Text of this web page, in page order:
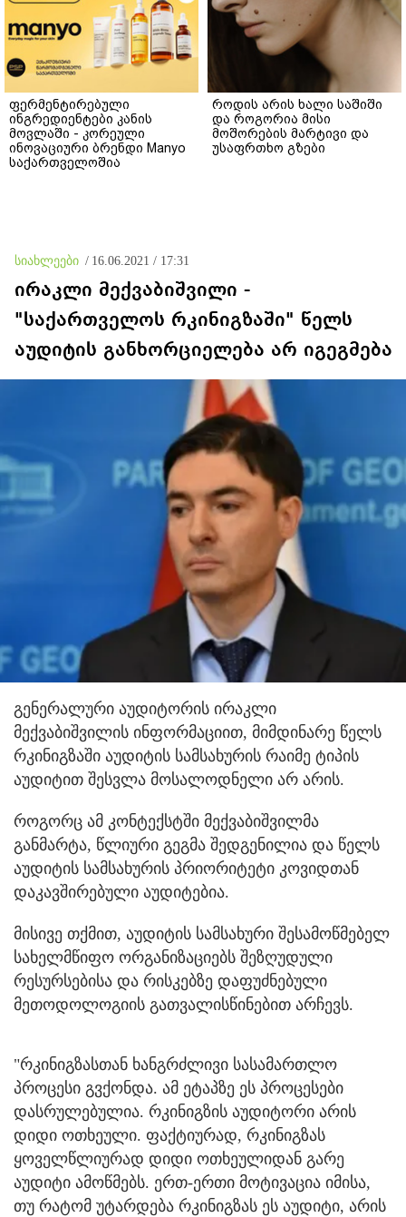
ფერმენტირებული
ინგრედიენტები კანის
მოვლაში - კორეული
ინოვაციური ბრენდი Manyo
საქართველოშია
როდის არის ხალი საშიში
და როგორია მისი
მოშორების მარტივი და
უსაფრთხო გზები
სიახლეები / 16.06.2021 / 17:31
ირაკლი მექვაბიშვილი -
"საქართველოს რკინიგზაში" წელს
აუდიტის განხორციელება არ იგეგმება
გენერალური აუდიტორის ირაკლი
მექვაბიშვილის ინფორმაციით, მიმდინარე წელს
რკინიგზაში აუდიტის სამსახურის რაიმე ტიპის
აუდიტით შესვლა მოსალოდნელი არ არის.
როგორც ამ კონტექსტში მექვაბიშვილმა
განმარტა, წლიური გეგმა შედგენილია და წელს
აუდიტის სამსახურის პრიორიტეტი კოვიდთან
დაკავშირებული აუდიტებია.
მისივე თქმით, აუდიტის სამსახური შესამოწმებელ
სახელმწიფო ორგანიზაციებს შეზღუდული
რესურსებისა და რისკებზე დაფუძნებული
მეთოდოლოგიის გათვალისწინებით არჩევს.
"რკინიგზასთან ხანგრძლივი სასამართლო
პროცესი გვქონდა. ამ ეტაპზე ეს პროცესები
დასრულებულია. რკინიგზის აუდიტორი არის
დიდი ოთხეული. ფაქტიურად, რკინიგზას
ყოველწლიურად დიდი ოთხეულიდან გარე
აუდიტი ამოწმებს. ერთ-ერთი მოტივაცია იმისა,
თუ რატომ უტარდება რკინიგზას ეს აუდიტი, არის